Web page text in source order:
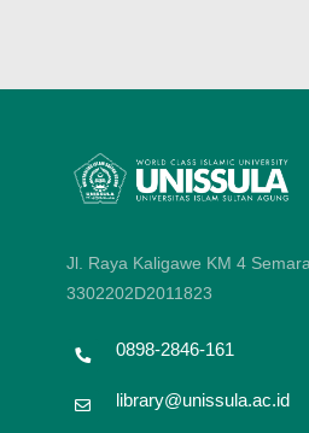
Jl. Raya Kaligawe KM 4
3302202D2011823
0898-2846-161
library@unissula.ac.id